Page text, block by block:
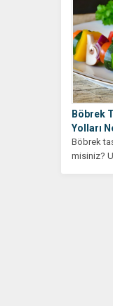
Böbrek
Yolları
Böbrek
misiniz?